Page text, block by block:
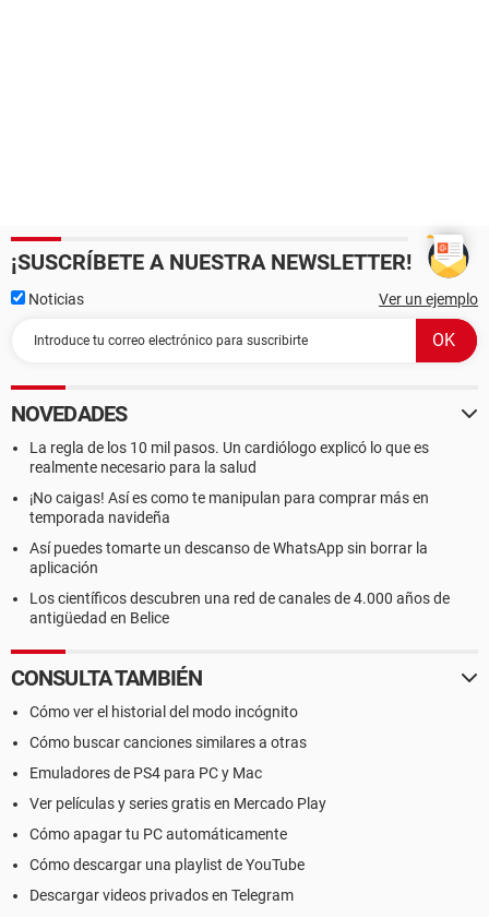
¡SUSCRÍBETE A NUESTRA NEWSLETTER!
Noticias Ver un ejemplo
NOVEDADES
La regla de los 10 mil pasos. Un cardiólogo explicó lo que es
realmente necesario para la salud
¡No caigas! Así es como te manipulan para comprar más en
temporada navideña
Así puedes tomarte un descanso de WhatsApp sin borrar la
aplicación
Los científicos descubren una red de canales de 4.000 años de
antigüedad en Belice
CONSULTA TAMBIÉN
Cómo ver el historial del modo incógnito
Cómo buscar canciones similares a otras
Emuladores de PS4 para PC y Mac
Ver películas y series gratis en Mercado Play
Cómo apagar tu PC automáticamente
Cómo descargar una playlist de YouTube
Descargar videos privados en Telegram